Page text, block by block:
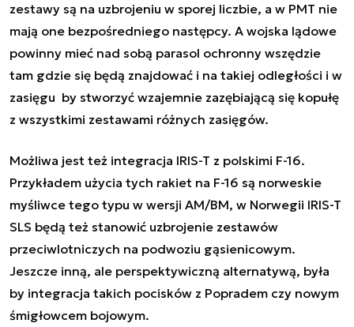
zestawy są na uzbrojeniu w sporej liczbie, a w PMT nie
mają one bezpośredniego następcy. A wojska lądowe
powinny mieć nad sobą parasol ochronny wszędzie
tam gdzie się będą znajdować i na takiej odległości i w
zasięgu by stworzyć wzajemnie zazębiającą się kopułę
z wszystkimi zestawami różnych zasięgów.
Możliwa jest też integracja IRIS-T z polskimi F-16.
Przykładem użycia tych rakiet na F-16 są norweskie
myśliwce tego typu w wersji AM/BM, w Norwegii IRIS-T
SLS będą też stanowić uzbrojenie zestawów
przeciwlotniczych na podwoziu gąsienicowym.
Jeszcze inną, ale perspektywiczną alternatywą, była
by integracja takich pocisków z Popradem czy nowym
śmigłowcem bojowym.